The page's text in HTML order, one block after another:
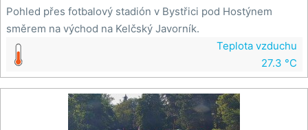
Pohled přes fotbalový stadión v Bystřici pod Hostýnem
směrem na východ na Kelčský Javorník.
Teplota vzduchu
27.3 °C